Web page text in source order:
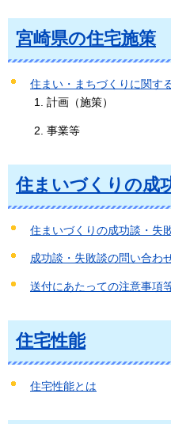
宮崎県の住宅施策
住まい・まちづくりに関す
計画（施策）
事業等
住まいづくりの成
住まいづくりの成功談・失
成功談・失敗談の問い合わ
送付にあたっての注意事項
住宅性能
住宅性能とは